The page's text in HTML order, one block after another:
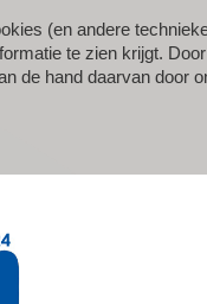
(en andere
te zien krijgt.
de hand daarvan door